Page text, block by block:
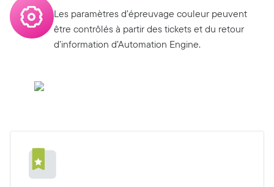
Les paramètres d’épreuvage couleur peuvent
être contrôlés à partir des tickets et du retour
d’information d’Automation Engine.